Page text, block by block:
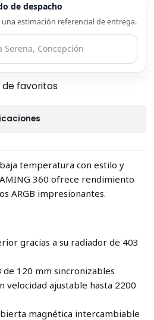
de despacho
estimación referencial de entrega.
favoritos
temperatura con estilo y
360 ofrece rendimiento
ARGB impresionantes.
gracias a su radiador de 403
de 120 mm sincronizables
velocidad ajustable hasta 2200
magnética intercambiable